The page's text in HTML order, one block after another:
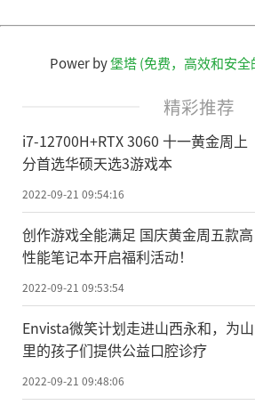
Power by堡塔 (免费，高效和安
精彩推荐
i7-12700H+RTX 3060 十一黄金周上
分首选华硕天选3游戏本
2022-09-21 09:54:16
创作游戏全能满足 国庆黄金周五款高
性能笔记本开启福利活动！
2022-09-21 09:53:54
Envista微笑计划走进山西永和，为山
里的孩子们提供公益口腔诊疗
2022-09-21 09:48:06